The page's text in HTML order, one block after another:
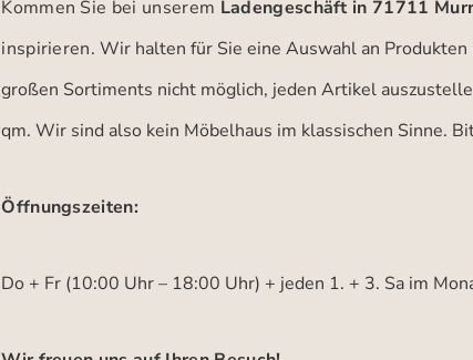
Kommen Sie bei unserem Ladengeschäft in 71711 Murr
inspirieren.Wir halten für Sie eine Auswahl an
großen Sortiments nicht möglich, jeden Artikel
qm. Wir sind also kein Möbelhaus im klassischen Sinne.
Öffnungszeiten:
Do + Fr (10:00 Uhr – 18:00 Uhr) + jeden 1. + 3. Sa im